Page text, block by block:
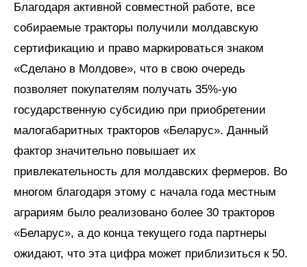
Благодаря активной совместной работе, все
собираемые тракторы получили молдавскую
сертификацию и право маркироваться знаком
«Сделано в Молдове», что в свою очередь
позволяет покупателям получать 35%-ую
государственную субсидию при приобретении
малогабаритных тракторов «Беларус». Данный
фактор значительно повышает их
привлекательность для молдавских фермеров. Во
многом благодаря этому с начала года местным
аграриям было реализовано более 30 тракторов
«Беларус», а до конца текущего года партнеры
ожидают, что эта цифра может приблизиться к 50.